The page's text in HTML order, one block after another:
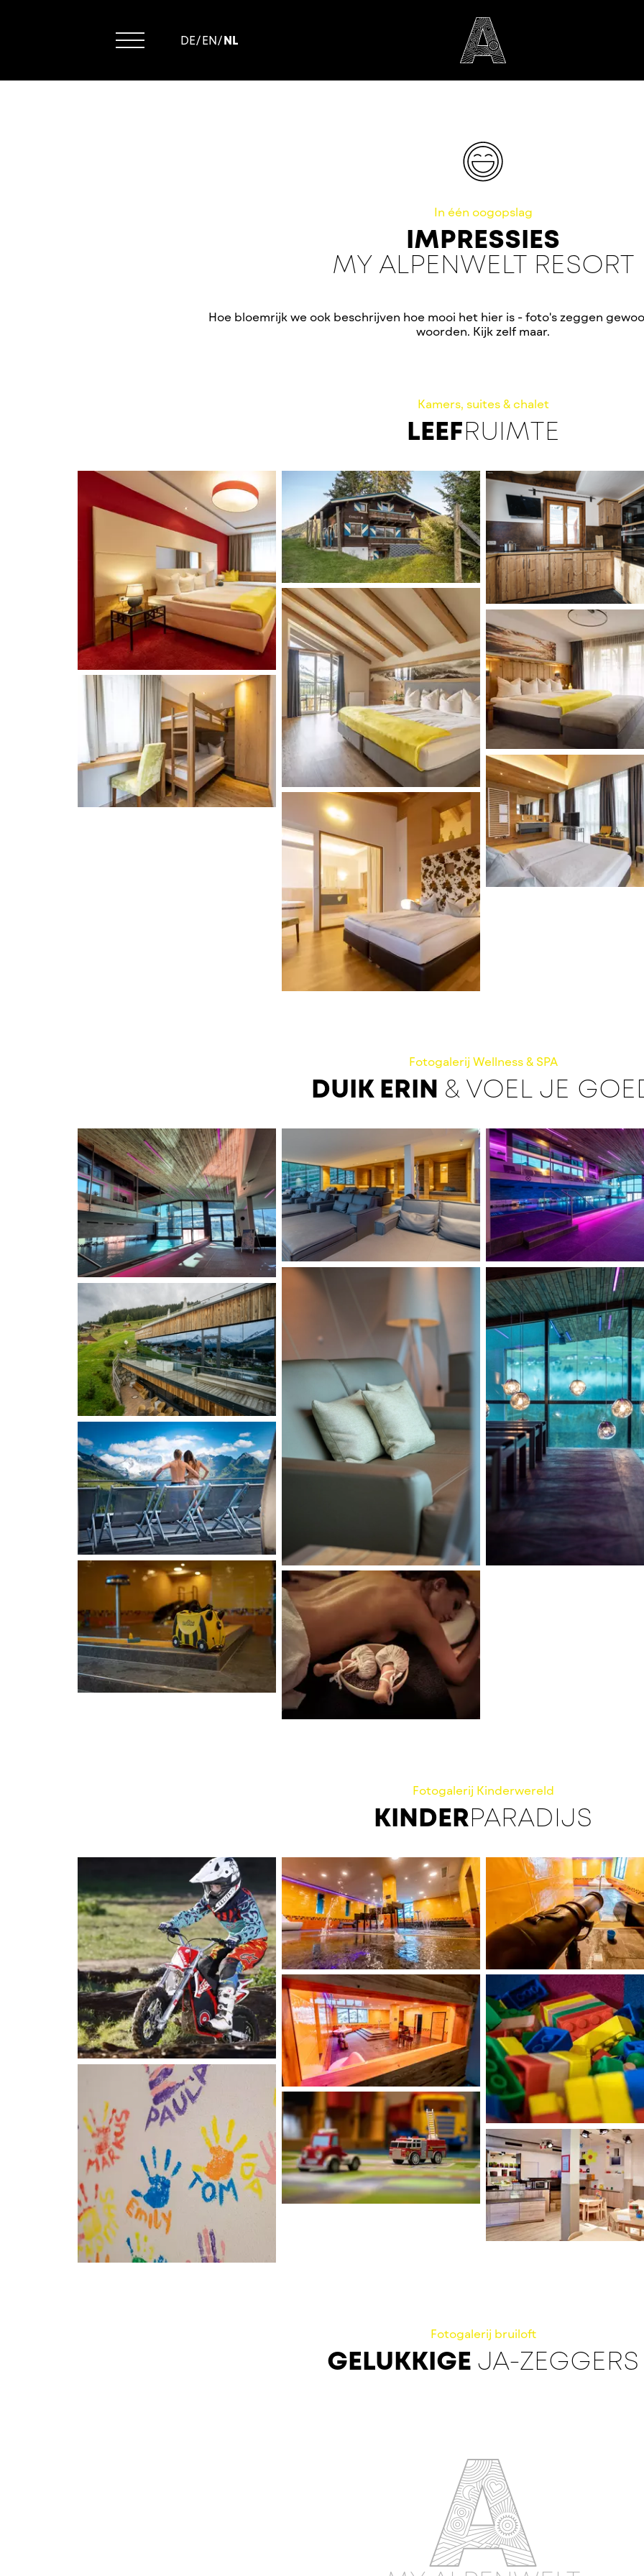
DE/EN/NL
In één oogopslag
IMPRESSIES
MY ALPENWELT RESORT
Hoe bloemrijk we ook beschrijven hoe mooi het hier is - foto's zeggen
woorden. Kijk zelf maar.
Kamers, suites & chalet
LEEFRUIMTE
Fotogalerij Wellness & SPA
DUIK ERIN & VOEL JE
Fotogalerij Kinderwereld
KINDERPARADIJS
Fotogalerij bruiloft
GELUKKIGE JA-ZEGGERS